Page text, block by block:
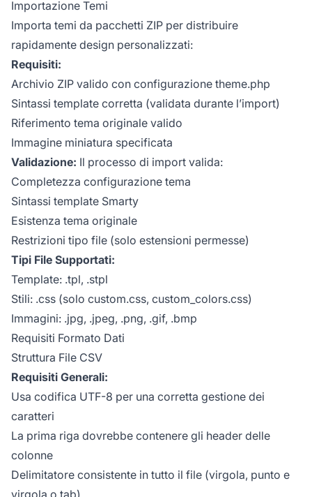
Importazione Temi
Importa temi da pacchetti ZIP per distribuire
rapidamente design personalizzati:
Requisiti:
Archivio ZIP valido con configurazione theme.php
Sintassi template corretta (validata durante l’import)
Riferimento tema originale valido
Immagine miniatura specificata
Validazione: Il processo di import valida:
Completezza configurazione tema
Sintassi template Smarty
Esistenza tema originale
Restrizioni tipo file (solo estensioni permesse)
Tipi File Supportati:
Template: .tpl, .stpl
Stili: .css (solo custom.css, custom_colors.css)
Immagini: .jpg, .jpeg, .png, .gif, .bmp
Requisiti Formato Dati
Struttura File CSV
Requisiti Generali:
Usa codifica UTF-8 per una corretta gestione dei
caratteri
La prima riga dovrebbe contenere gli header delle
colonne
Delimitatore consistente in tutto il file (virgola, punto e
virgola o tab)